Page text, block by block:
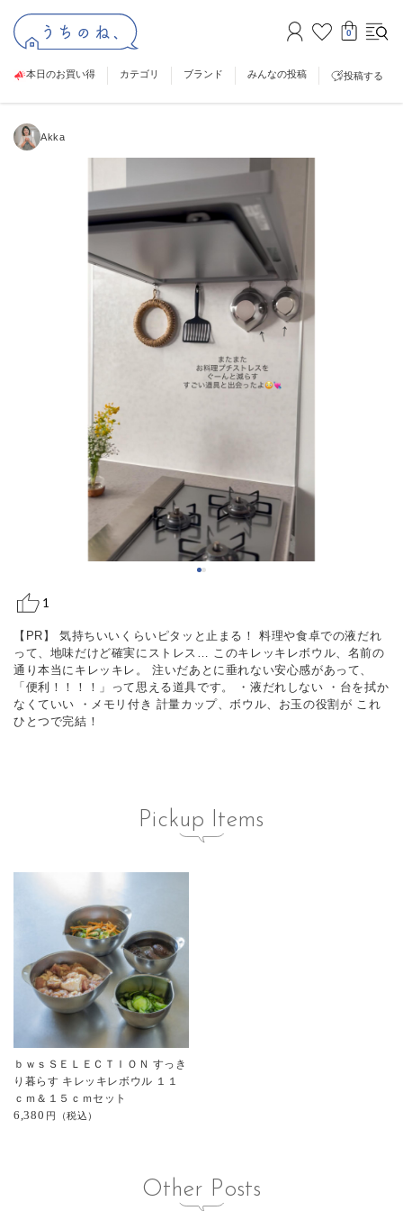
0
本日のお買い得 カテゴリ ブランド みんなの投稿 投稿する
Akka
1
【PR】 気持ちいいくらいピタッと止まる！ 料理や食卓での液だれ
って、地味だけど確実にストレス… このキレッキレボウル、名前の
通り本当にキレッキレ。 注いだあとに垂れない安心感があって、
「便利！！！！」って思える道具です。 ・液だれしない ・台を拭か
なくていい ・メモリ付き 計量カップ、ボウル、お玉の役割が これ
ひとつで完結！
Pickup Items
ｂｗｓＳＥＬＥＣＴＩＯＮ すっき
り暮らす キレッキレボウル １１
ｃｍ＆１５ｃｍセット
6,380
Other Posts